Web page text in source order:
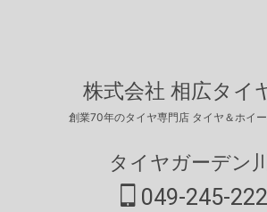
株式会社 相広タイ
創業70年のタイヤ専門店 タイヤ＆ホイ
タイヤガーデン
049-245-